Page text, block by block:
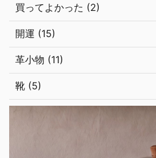
買ってよかった (2)
開運 (15)
革小物 (11)
靴 (5)